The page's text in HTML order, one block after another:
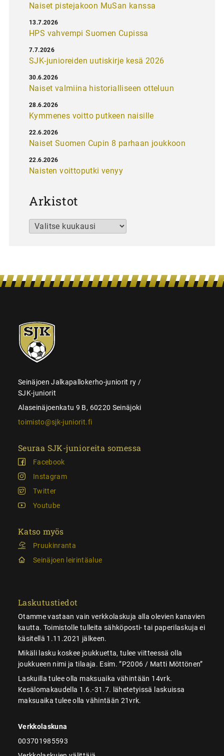
Naiset pistejakoon MuSan kanssa
HPS vahvempi Suomen Cupissa
13.7.2026
SJK-junioreiden uutiskirje kesä 2026
7.7.2026
Naiset valmiina historialliseen otteluun
30.6.2026
Kymmenes voitto putkeen naisille
28.6.2026
Naiset Suomen Cupin 8 parhaan joukkoon
22.6.2026
Naisten voittoputki venyy
22.6.2026
Arkistot
Arkistot
SJK-
juniorit
Seinäjoen Jalkapallokerho-juniorit ry /
SJK-juniorit
Alaseinäjoenkatu 9 B, 60220 Seinäjoki
toimisto@sjk-juniorit.fi
Seuraa SJK-junioreita somessa
Facebook
Instagram
Twitter
Youtube
Katso myös
Pruukinranta
Seinäjoen leirintäalue
Laskutustiedot
Otamme vastaan vain verkkolaskuja alla olevien kanavien
kautta. Toimistolle tulleita sähköposti- tai paperilaskuja ei
käsitellä 1.11.2021 jälkeen.
Mikäli lasku koskee joukkuetta, tulee viitteessä olla
joukkueen nimi ja tilaaja. Esim. ”P2006 / Matti Möttönen”
Laskuilla tulee olla maksuaika vähintään 14vrk.
Kesälomakaudella 1.6.-31.7. lähetetyissä laskuissa
maksuaika tulee olla vähintään 21vrk.
Verkkolaskuna
003701985593